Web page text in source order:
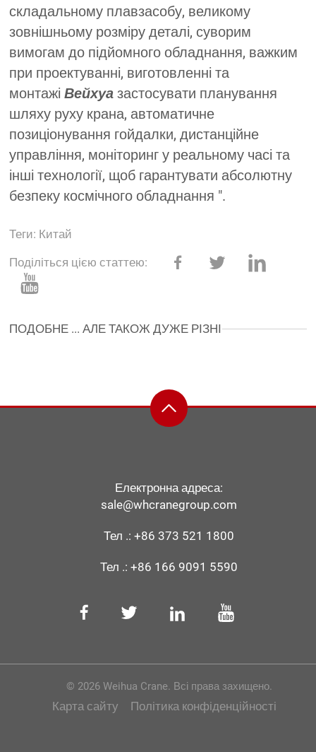
складальному плавзасобу, великому
зовнішньому розміру деталі, суворим
вимогам до підйомного обладнання, важким
при проектуванні, виготовленні та
монтажіВейхуа застосувати планування
шляху руху крана, автоматичне
позиціонування гойдалки, дистанційне
управління, моніторинг у реальному часі та
інші технології, щоб гарантувати абсолютну
безпеку космічного обладнання ".
Теги: Китай
Поділіться цією статтею:
ПОДОБНЕ ... АЛЕ ТАКОЖ ДУЖЕ РІЗНІ
Електронна адреса:
sale@whcranegroup.com
Тел .:+86 373 521 1800
Тел .:+86 166 9091 5590
© 2026 Weihua Crane. Всі права захищено.
Карта сайту Політика конфіденційності